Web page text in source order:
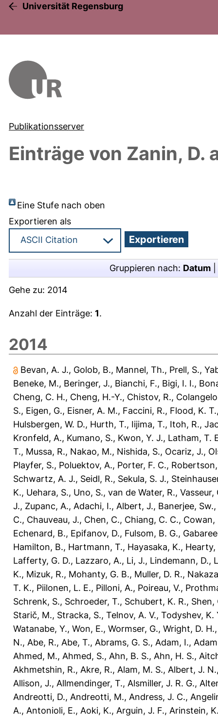
Universität Regensburg
Publikationsserver
Einträge von Zanin, D.
Eine Stufe nach oben
Exportieren als
Gruppieren nach: Datum
Gehe zu: 2014
Anzahl der Einträge: 1.
2014
Bevan, A. J., Golob, B., Mannel, Th., Prell, S.,
Beneke, M., Beringer, J., Bianchi, F., Bigi, I. I.,
Cheng, C. H., Cheng, H.-Y., Chistov, R.,
S., Eigen, G., Eisner, A. M., Faccini, R., Flood, K. T.
Hulsbergen, W. D., Hurth, T., Iijima, T., Itoh, R.,
Kronfeld, A., Kumano, S., Kwon, Y. J., Latham, T.
T., Mussa, R., Nakao, M., Nishida, S., Ocariz, J.,
Playfer, S., Poluektov, A., Porter, F. C.,
Schwartz, A. J., Seidl, R., Sekula, S. J.,
K., Uehara, S., Uno, S., van de Water, R., Vasseur,
J., Zupanc, A., Adachi, I., Albert, J., Banerjee, Sw.,
C., Chauveau, J., Chen, C., Chiang, C. C., Cowan,
Echenard, B., Epifanov, D., Fulsom, B. G.,
Hamilton, B., Hartmann, T., Hayasaka, K., Hearty,
Lafferty, G. D., Lazzaro, A., Li, J., Lindemann, D.,
K., Mizuk, R., Mohanty, G. B., Muller, D. R.,
T. K., Piilonen, L. E., Pilloni, A., Poireau, V.,
Schrenk, S., Schroeder, T., Schubert, K. R., Shen,
Starič, M., Stracka, S., Telnov, A. V., Todyshev, K.
Watanabe, Y., Won, E., Wormser, G., Wright, D. H.
N., Abe, R., Abe, T., Abrams, G. S., Adam, I.,
Ahmed, M., Ahmed, S., Ahn, B. S., Ahn, H. S.,
Akhmetshin, R., Akre, R., Alam, M. S., Albert, J. N.
Allison, J., Allmendinger, T., Alsmiller, J. R. G.,
Andreotti, D., Andreotti, M., Andress, J. C.,
A., Antonioli, E., Aoki, K., Arguin, J. F., Arinstein,